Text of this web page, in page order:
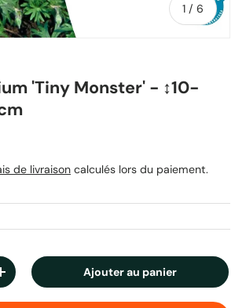
1 / de
6
'Tiny Monster' - ↕10-
de livraison calculés lors du paiement.
Augmenter la quantitéAjouter au panier